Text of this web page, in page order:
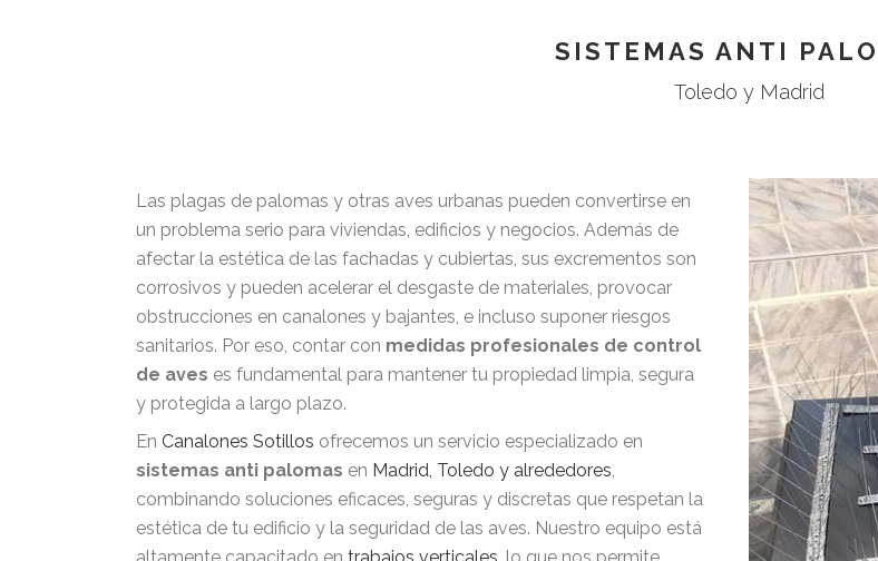
SISTEMAS ANTI
Toledo y Madrid
Las plagas de palomas y otras aves urbanas pueden convertirse en
un problema serio para viviendas, edificios y negocios. Además de
afectar la estética de las fachadas y cubiertas, sus excrementos son
corrosivos y pueden acelerar el desgaste de materiales, provocar
obstrucciones en canalones y bajantes, e incluso suponer riesgos
sanitarios. Por eso, contar con medidas profesionales de control
de aves es fundamental para mantener tu propiedad limpia, segura
y protegida a largo plazo.
En Canalones Sotillos ofrecemos un servicio especializado en
sistemas anti palomas en Madrid, Toledo y alrededores,
combinando soluciones eficaces, seguras y discretas que respetan la
estética de tu edificio y la seguridad de las aves. Nuestro equipo está